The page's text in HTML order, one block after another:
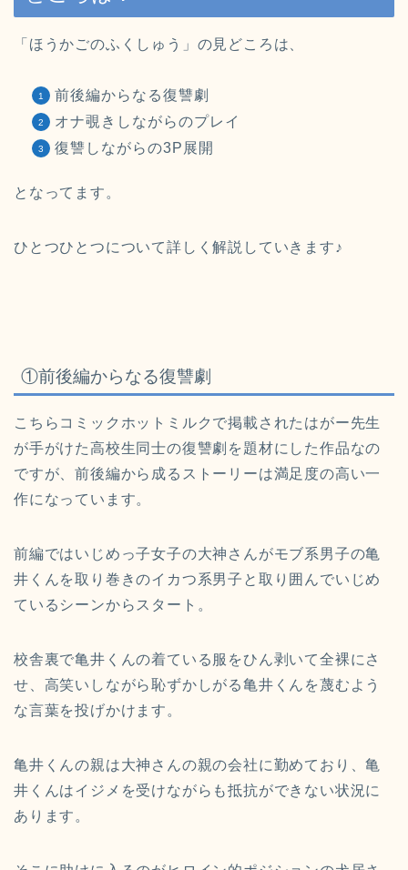
「 ほうかごのふくしゅう 」の見どころは、
前後編からなる復讐劇
オナ覗きしながらのプレイ
復讐しながらの3P展開
となってます。
ひとつひとつについて詳しく解説していきます♪
①前後編からなる復讐劇
こちらコミックホットミルクで掲載されたはがー先生
が手がけた高校生同士の復讐劇を題材にした作品なの
ですが、前後編から成るストーリーは満足度の高い一
作になっています。
前編ではいじめっ子女子の大神さんがモブ系男子の亀
井くんを取り 巻きのイカつ系男子と取り囲んでいじめ
ているシーンからスタート 。
校舎裏で亀井くんの着ている服をひん剥いて全裸にさ
せ、 高笑いしながら恥ずかしがる亀井くんを蔑むよう
な言葉を投げかけ ます。
亀井くんの親は大神さんの親の会社に勤めており、亀
井くんはイジメを受けながらも抵抗ができない状況に
あります。